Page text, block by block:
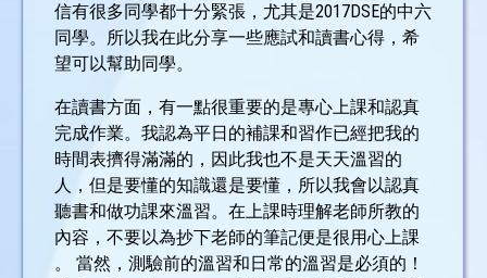
信有很多同學都十分緊張，尤其是2017DSE的中六
同學。所以我在此分享一些應試和讀書心得，希
望可以幫助同學。
在讀書方面，有一點很重要的是專心上課和認真
完成作業。我認為平日的補課和習作已經把我的
時間表擠得滿滿的，因此我也不是天天溫習的
人，但是要懂的知識還是要懂，所以我會以認真
聽書和做功課來溫習。在上課時理解老師所教的
內容，不要以為抄下老師的筆記便是很用心上課
。 當然，測驗前的溫習和日常的溫習是必須的！